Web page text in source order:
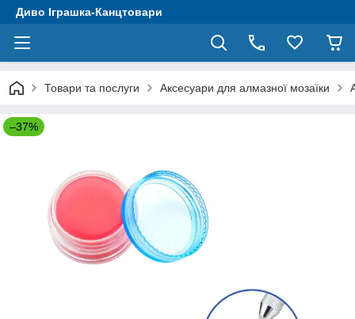
Диво Іграшка-Канцтовари
Товари та послуги Аксесуари для алмазної мозаїки
–37%